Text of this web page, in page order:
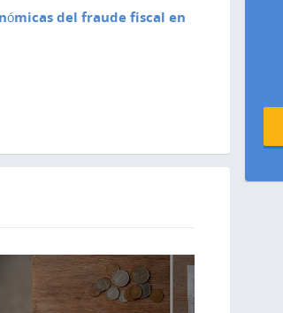
del fraude fiscal en